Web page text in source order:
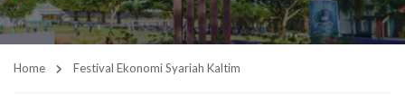
Home Festival Ekonomi Syariah Kaltim